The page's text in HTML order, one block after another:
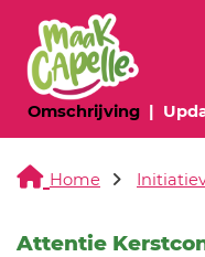
Omschrijving
Home
Attentie